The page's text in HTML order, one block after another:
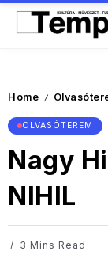
Home /
OLVASÓTEREM
Nagy
NIHIL
3 Mins Read